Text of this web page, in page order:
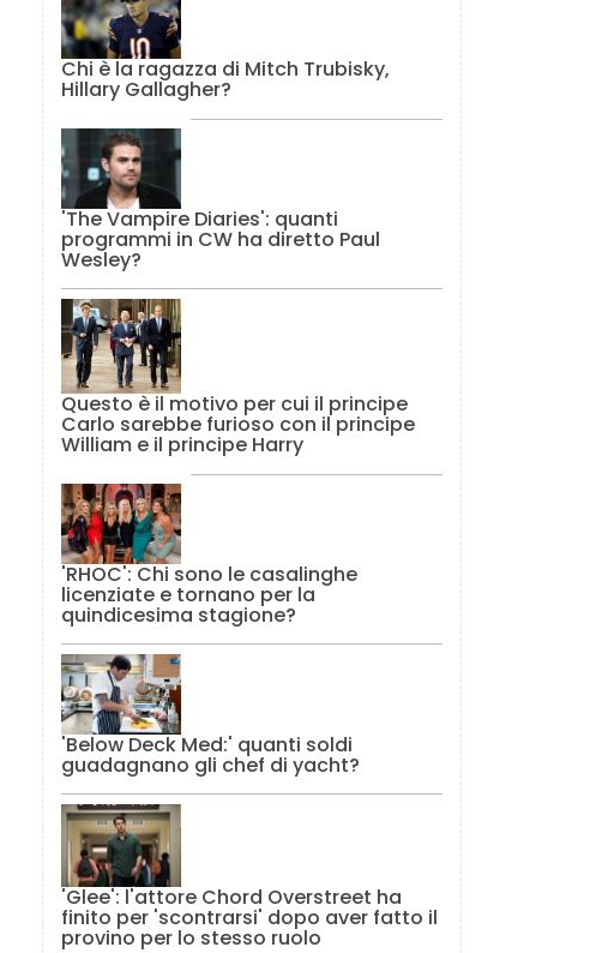
Chi è la ragazza di Mitch Trubisky,
Hillary Gallagher?
'The Vampire Diaries': quanti
programmi in CW ha diretto Paul
Wesley?
Questo è il motivo per cui il principe
Carlo sarebbe furioso con il principe
William e il principe Harry
'RHOC': Chi sono le casalinghe
licenziate e tornano per la
quindicesima stagione?
'Below Deck Med:' quanti soldi
guadagnano gli chef di yacht?
'Glee': l'attore Chord Overstreet ha
finito per 'scontrarsi' dopo aver fatto il
provino per lo stesso ruolo